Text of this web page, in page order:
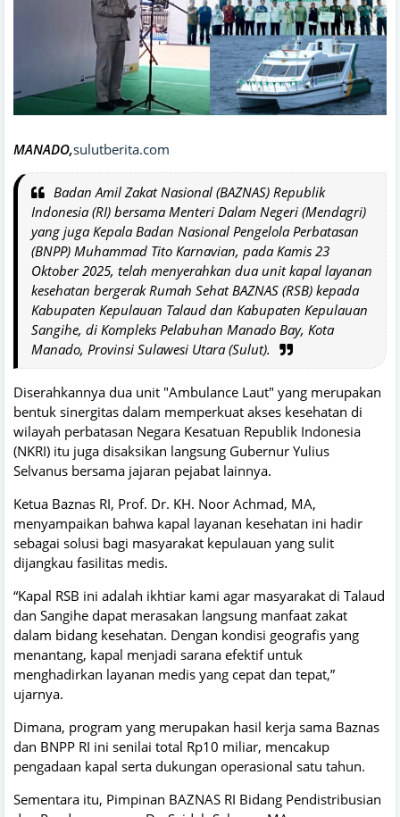
MANADO,sulutberita.com
Badan Amil Zakat Nasional (BAZNAS) Republik
Indonesia (RI) bersama Menteri Dalam Negeri (Mendagri)
yang juga Kepala Badan Nasional Pengelola Perbatasan
(BNPP) Muhammad Tito Karnavian, pada Kamis 23
Oktober 2025, telah menyerahkan dua unit kapal layanan
kesehatan bergerak Rumah Sehat BAZNAS (RSB) kepada
Kabupaten Kepulauan Talaud dan Kabupaten Kepulauan
Sangihe, di Kompleks Pelabuhan Manado Bay, Kota
Manado, Provinsi Sulawesi Utara (Sulut).
Diserahkannya dua unit "Ambulance Laut" yang merupakan
bentuk sinergitas dalam memperkuat akses kesehatan di
wilayah perbatasan Negara Kesatuan Republik Indonesia
(NKRI) itu juga disaksikan langsung Gubernur Yulius
Selvanus bersama jajaran pejabat lainnya.
Ketua Baznas RI, Prof. Dr. KH. Noor Achmad, MA,
menyampaikan bahwa kapal layanan kesehatan ini hadir
sebagai solusi bagi masyarakat kepulauan yang sulit
dijangkau fasilitas medis.
“Kapal RSB ini adalah ikhtiar kami agar masyarakat di Talaud
dan Sangihe dapat merasakan langsung manfaat zakat
dalam bidang kesehatan. Dengan kondisi geografis yang
menantang, kapal menjadi sarana efektif untuk
menghadirkan layanan medis yang cepat dan tepat,”
ujarnya.
Dimana, program yang merupakan hasil kerja sama Baznas
dan BNPP RI ini senilai total Rp10 miliar, mencakup
pengadaan kapal serta dukungan operasional satu tahun.
Sementara itu, Pimpinan BAZNAS RI Bidang Pendistribusian